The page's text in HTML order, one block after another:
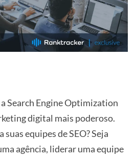
Search Engine Optimization
digital mais poderoso.
equipes de SEO? Seja
agência, liderar uma equipe